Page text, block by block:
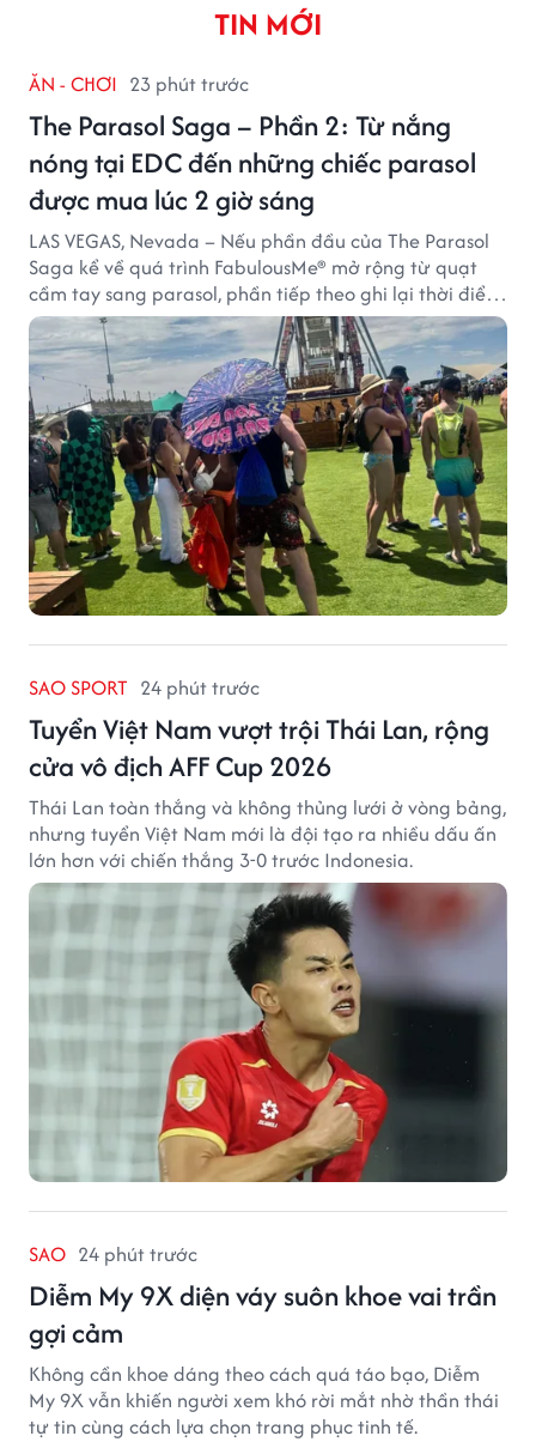
TIN MỚI
ĂN - CHƠI 23 phút trước
The Parasol Saga – Phần 2: Từ nắng
nóng tại EDC đến những chiếc parasol
được mua lúc 2 giờ sáng
LAS VEGAS, Nevada – Nếu phần đầu của The Parasol
Saga kể về quá trình FabulousMe® mở rộng từ quạt
cầm tay sang parasol, phần tiếp theo ghi lại thời điểm
sản phẩm được thị trường đón nhận và dần vượt khỏi
công năng che nắng thông thường.
SAO SPORT 24 phút trước
Tuyển Việt Nam vượt trội Thái Lan, rộng
cửa vô địch AFF Cup 2026
Thái Lan toàn thắng và không thủng lưới ở vòng bảng,
nhưng tuyển Việt Nam mới là đội tạo ra nhiều dấu ấn
lớn hơn với chiến thắng 3-0 trước Indonesia.
SAO 24 phút trước
Diễm My 9X diện váy suôn khoe vai trần
gợi cảm
Không cần khoe dáng theo cách quá táo bạo, Diễm
My 9X vẫn khiến người xem khó rời mắt nhờ thần thái
tự tin cùng cách lựa chọn trang phục tinh tế.